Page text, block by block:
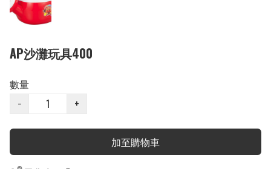
AP沙灘玩具400
數量
−
+
加至購物車